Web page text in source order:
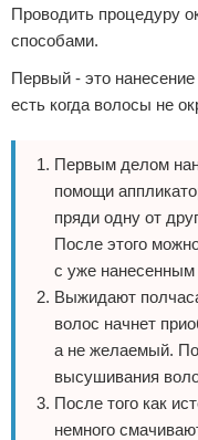
Проводить процедуру
способами.
Первый - это
есть когда волосы не
Первым делом
помощи
пряди одну от
После этого
с уже нанесенным
Выжидают
волос начнет
а не желаемый.
высушивания
После того как
немного